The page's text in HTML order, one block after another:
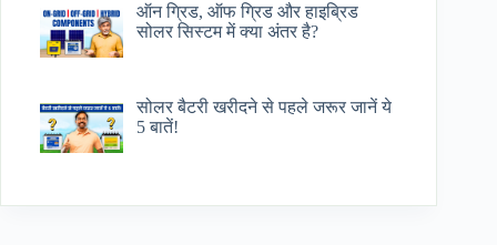
ऑन ग्रिड, ऑफ ग्रिड और हाइब्रिड
सोलर सिस्टम में क्या अंतर है?
सोलर बैटरी खरीदने से पहले जरूर जानें ये
5 बातें!